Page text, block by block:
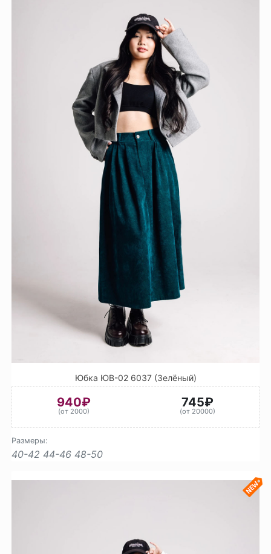
Юбка ЮВ-02 6037 (Зелёный)
940₽
(от 2000)
745₽
(от 20000)
Размеры:
40-42 44-46 48-50